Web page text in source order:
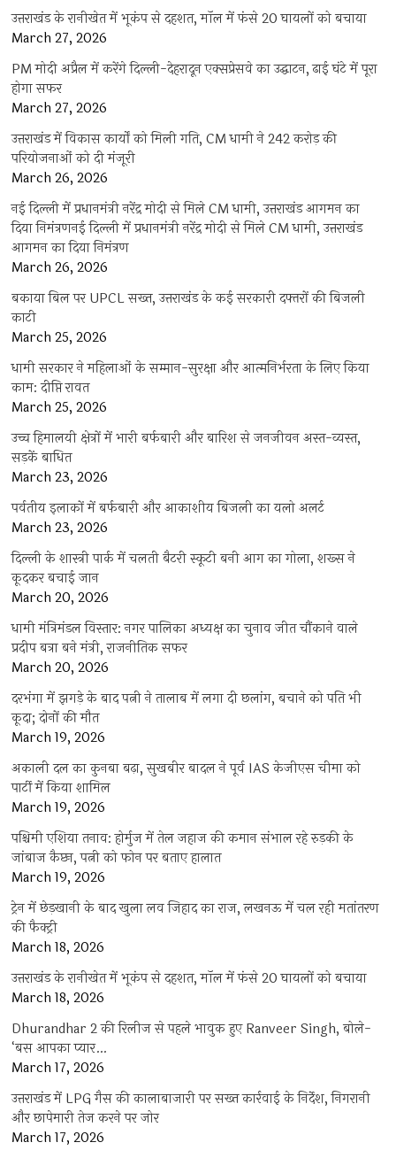
उत्तराखंड के रानीखेत में भूकंप से दहशत, मॉल में फंसे 20 घायलों को बचाया
March 27, 2026
PM मोदी अप्रैल में करेंगे दिल्ली-देहरादून एक्सप्रेसवे का उद्घाटन, ढाई घंटे में पूरा
होगा सफर
March 27, 2026
उत्तराखंड में विकास कार्यों को मिली गति, CM धामी ने 242 करोड़ की
परियोजनाओं को दी मंजूरी
March 26, 2026
नई दिल्ली में प्रधानमंत्री नरेंद्र मोदी से मिले CM धामी, उत्तराखंड आगमन का
दिया निमंत्रणनई दिल्ली में प्रधानमंत्री नरेंद्र मोदी से मिले CM धामी, उत्तराखंड
आगमन का दिया निमंत्रण
March 26, 2026
बकाया बिल पर UPCL सख्त, उत्तराखंड के कई सरकारी दफ्तरों की बिजली
काटी
March 25, 2026
धामी सरकार ने महिलाओं के सम्मान-सुरक्षा और आत्मनिर्भरता के लिए किया
काम: दीप्ति रावत
March 25, 2026
उच्च हिमालयी क्षेत्रों में भारी बर्फबारी और बारिश से जनजीवन अस्त-व्यस्त,
सड़कें बाधित
March 23, 2026
पर्वतीय इलाकों में बर्फबारी और आकाशीय बिजली का यलो अलर्ट
March 23, 2026
दिल्ली के शास्त्री पार्क में चलती बैटरी स्कूटी बनी आग का गोला, शख्स ने
कूदकर बचाई जान
March 20, 2026
धामी मंत्रिमंडल विस्तार: नगर पालिका अध्यक्ष का चुनाव जीत चौंकाने वाले
प्रदीप बत्रा बने मंत्री, राजनीतिक सफर
March 20, 2026
दरभंगा में झगड़े के बाद पत्नी ने तालाब में लगा दी छलांग, बचाने को पति भी
कूदा; दोनों की मौत
March 19, 2026
अकाली दल का कुनबा बढ़ा, सुखबीर बादल ने पूर्व IAS केजीएस चीमा को
पार्टी में किया शामिल
March 19, 2026
पश्चिमी एशिया तनाव: होर्मुज में तेल जहाज की कमान संभाल रहे रुड़की के
जांबाज कैप्टन, पत्नी को फोन पर बताए हालात
March 19, 2026
ट्रेन में छेड़खानी के बाद खुला लव जिहाद का राज, लखनऊ में चल रही मतांतरण
की फैक्ट्री
March 18, 2026
उत्तराखंड के रानीखेत में भूकंप से दहशत, मॉल में फंसे 20 घायलों को बचाया
March 18, 2026
Dhurandhar 2 की रिलीज से पहले भावुक हुए Ranveer Singh, बोले-
‘बस आपका प्यार…
March 17, 2026
उत्तराखंड में LPG गैस की कालाबाजारी पर सख्त कार्रवाई के निर्देश, निगरानी
और छापेमारी तेज करने पर जोर
March 17, 2026